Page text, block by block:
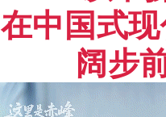
在中国式
阔步